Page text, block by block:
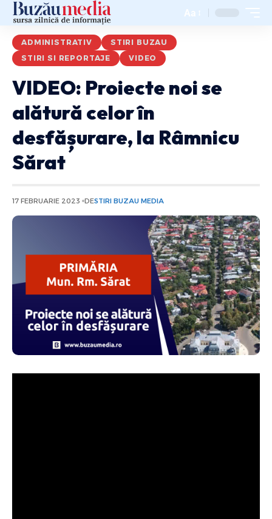
Aa
ADMINISTRATIV
STIRI BUZAU
STIRI SI REPORTAJE
VIDEO
VIDEO: Proiecte noi se
alătură celor în
desfășurare, la Râmnicu
Sărat
17 FEBRUARIE 2023 DESTIRI BUZAU MEDIA